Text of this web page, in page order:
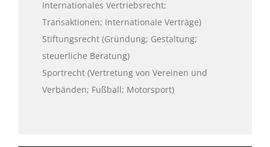
Internationales Vertriebsrecht;
Transaktionen; Internationale Verträge)
Stiftungsrecht (Gründung; Gestaltung;
steuerliche Beratung)
Sportrecht (Vertretung von Vereinen und
Verbänden; Fußball; Motorsport)